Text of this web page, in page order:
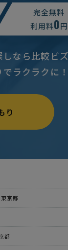
完全無料
利用料0円
なら比較ビズ
ラクラクに！
り
東京都
東京都
都